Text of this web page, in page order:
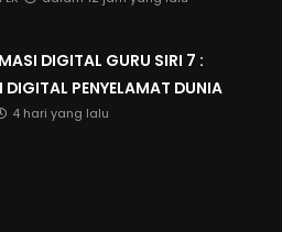
DIGITAL GURU SIRI 7 :
DIGITAL PENYELAMAT DUNIA
4 hari yang lalu